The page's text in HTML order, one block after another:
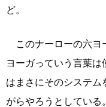
ど。
このナーローの六ヨ
ヨーガっていう言葉は
はまさにそのシステム
がらやろうとしている